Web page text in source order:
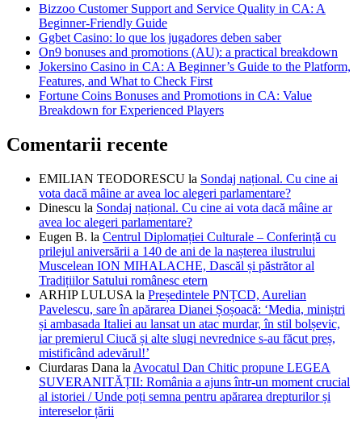
Bizzoo Customer Support and Service Quality in CA: A
Beginner-Friendly Guide
Ggbet Casino: lo que los jugadores deben saber
On9 bonuses and promotions (AU): a practical breakdown
Jokersino Casino in CA: A Beginner’s Guide to the Platform,
Features, and What to Check First
Fortune Coins Bonuses and Promotions in CA: Value
Breakdown for Experienced Players
Comentarii recente
EMILIAN TEODORESCU la Sondaj național. Cu cine ai
vota dacă mâine ar avea loc alegeri parlamentare?
Dinescu la Sondaj național. Cu cine ai vota dacă mâine ar
avea loc alegeri parlamentare?
Eugen B. la Centrul Diplomației Culturale – Conferință cu
prilejul aniversării a 140 de ani de la nașterea ilustrului
Muscelean ION MIHALACHE, Dascăl și păstrător al
Tradițiilor Satului românesc etern
ARHIP LULUSA la Președintele PNȚCD, Aurelian
Pavelescu, sare în apărarea Dianei Șoșoacă: ‘Media, miniștri
și ambasada Italiei au lansat un atac murdar, în stil bolșevic,
iar premierul Ciucă și alte slugi nevrednice s-au făcut preș,
mistificând adevărul!’
Ciurdaras Dana la Avocatul Dan Chitic propune LEGEA
SUVERANITĂȚII: România a ajuns într-un moment crucial
al istoriei / Unde poți semna pentru apărarea drepturilor și
intereselor țării